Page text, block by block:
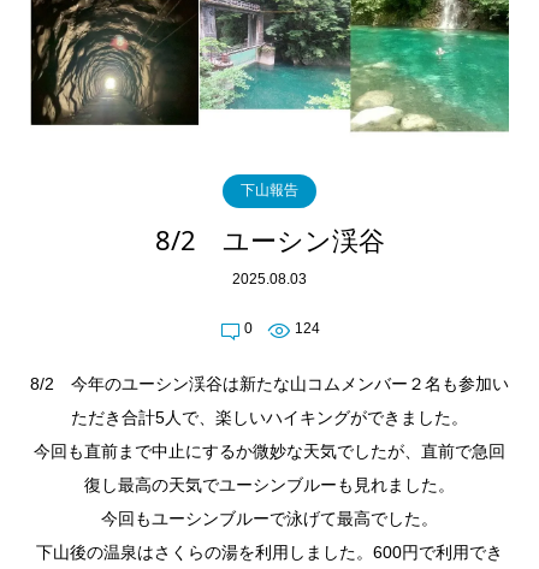
下山報告
8/2 ユーシン渓谷
2025.08.03
0 124
8/2 今年のユーシン渓谷は新たな山コムメンバー２名も参加い
ただき合計5人で、楽しいハイキングができました。
今回も直前まで中止にするか微妙な天気でしたが、直前で急回
復し最高の天気でユーシンブルーも見れました。
今回もユーシンブルーで泳げて最高でした。
下山後の温泉はさくらの湯を利用しました。600円で利用でき